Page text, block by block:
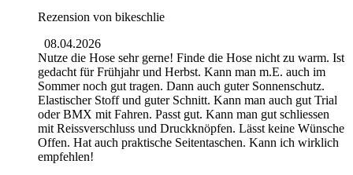
Rezension von bikeschlie
08.04.2026
Nutze die Hose sehr gerne! Finde die Hose nicht zu warm. Ist
gedacht für Frühjahr und Herbst. Kann man m.E. auch im
Sommer noch gut tragen. Dann auch guter Sonnenschutz.
Elastischer Stoff und guter Schnitt. Kann man auch gut Trial
oder BMX mit Fahren. Passt gut. Kann man gut schliessen
mit Reissverschluss und Druckknöpfen. Lässt keine Wünsche
Offen. Hat auch praktische Seitentaschen. Kann ich wirklich
empfehlen!